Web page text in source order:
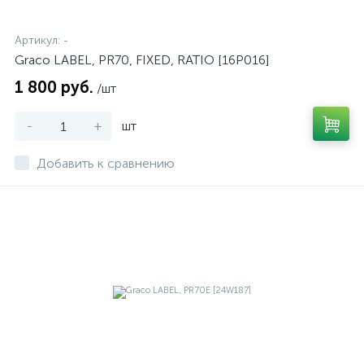
Артикул: -
Graco LABEL, PR70, FIXED, RATIO [16P016]
1 800 руб. /шт
- + шт
Добавить к сравнению